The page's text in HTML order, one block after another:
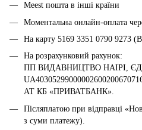
Meest пошта в інші країни
Моментальна онлайн-оплата
На карту 5169 3351 0790 9273
На розрахунковий рахунок:
ПП ВИДАВНИЦТВО НАІРІ,
АТ КБ «ПРИВАТБАНК».
Післяплатою при відправці
з суми платежу).